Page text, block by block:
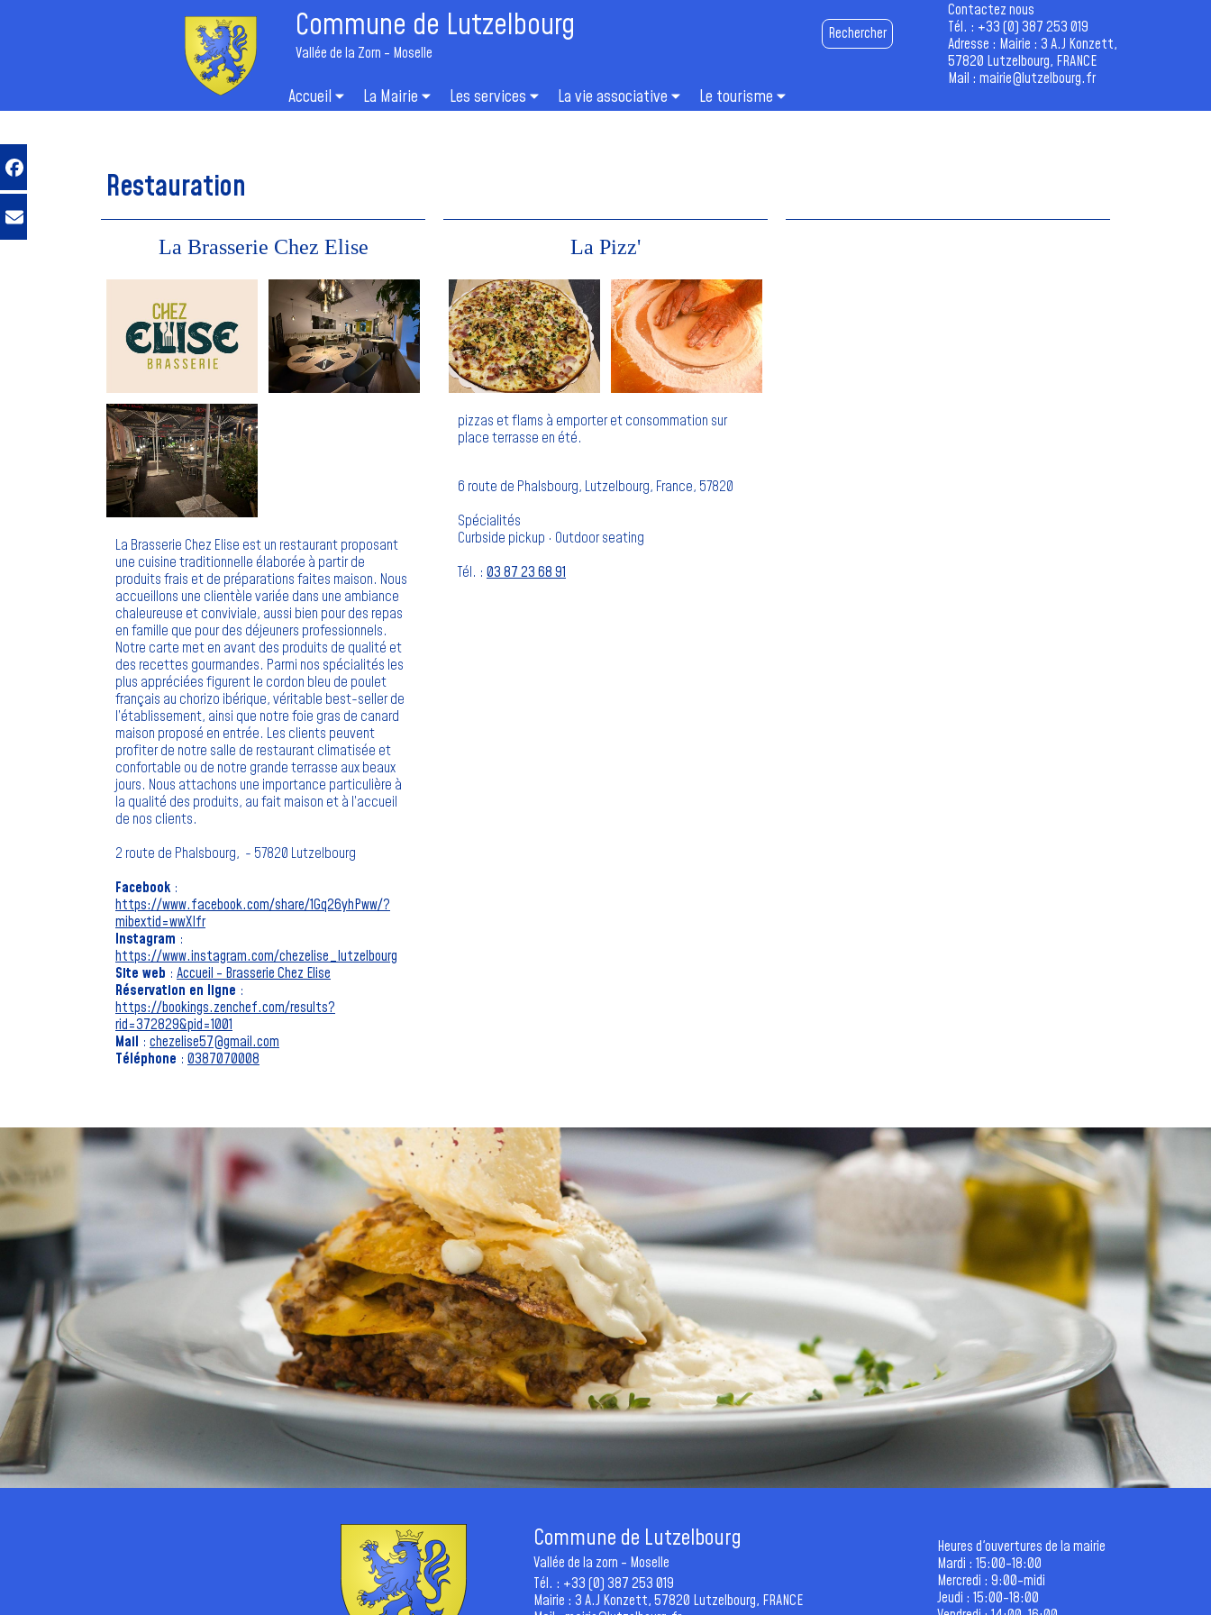
Commune de Lutzelbourg
Vallée de la Zorn - Moselle
Rechercher
Accueil La Mairie Les services La vie associative Le tourisme
Contactez nous
Tél. : +33 (0) 387 253 019
Adresse : Mairie : 3 A.J Konzett,
57820 Lutzelbourg, FRANCE
Mail : mairie@lutzelbourg.fr
Restauration
La Brasserie Chez Elise
La Brasserie Chez Elise est un restaurant proposant
une cuisine traditionnelle élaborée à partir de
produits frais et de préparations faites maison. Nous
accueillons une clientèle variée dans une ambiance
chaleureuse et conviviale, aussi bien pour des repas
en famille que pour des déjeuners professionnels.
Notre carte met en avant des produits de qualité et
des recettes gourmandes. Parmi nos spécialités les
plus appréciées figurent le cordon bleu de poulet
français au chorizo ibérique, véritable best-seller de
l’établissement, ainsi que notre foie gras de canard
maison proposé en entrée. Les clients peuvent
profiter de notre salle de restaurant climatisée et
confortable ou de notre grande terrasse aux beaux
jours. Nous attachons une importance particulière à
la qualité des produits, au fait maison et à l’accueil
de nos clients.
2 route de Phalsbourg, - 57820 Lutzelbourg
Facebook :
https://www.facebook.com/share/1Gq26yhPww/?
mibextid=wwXIfr
Instagram :
https://www.instagram.com/chezelise_lutzelbourg
Site web : Accueil - Brasserie Chez Elise
Réservation en ligne :
https://bookings.zenchef.com/results?
rid=372829&pid=1001
Mail : chezelise57@gmail.com
Téléphone : 0387070008
La Pizz'
pizzas et flams à emporter et consommation sur
place terrasse en été.
6 route de Phalsbourg, Lutzelbourg, France, 57820
Spécialités
Curbside pickup · Outdoor seating
Tél. : 03 87 23 68 91
Commune de Lutzelbourg
Vallée de la zorn - Moselle
Tél. : +33 (0) 387 253 019
Mairie : 3 A.J Konzett, 57820 Lutzelbourg, FRANCE
Heures d'ouvertures de la mairie
Mardi : 15:00-18:00
Mercredi : 9:00-midi
Jeudi : 15:00-18:00